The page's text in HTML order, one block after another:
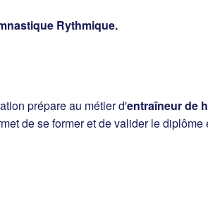
Rythmique.
prépare au métier d'entraîneur de
de se former et de valider le diplôme